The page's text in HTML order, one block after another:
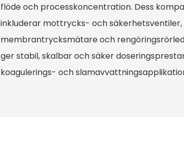
flöde och processkoncentration. Dess
inkluderar mottrycks- och säkerhetsventiler,
membrantrycksmätare och
ger stabil, skalbar och säker
koagulerings- och